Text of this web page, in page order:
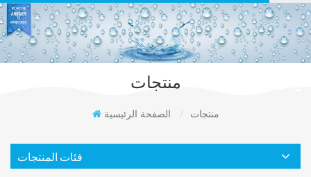
منتجات
الصفحة الرئيسية / منتجات
فئات المنتجات